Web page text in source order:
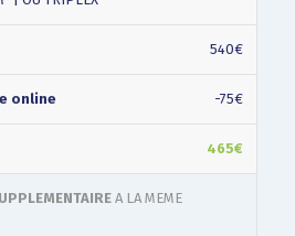
540€
-75€
465€
A LA MEME